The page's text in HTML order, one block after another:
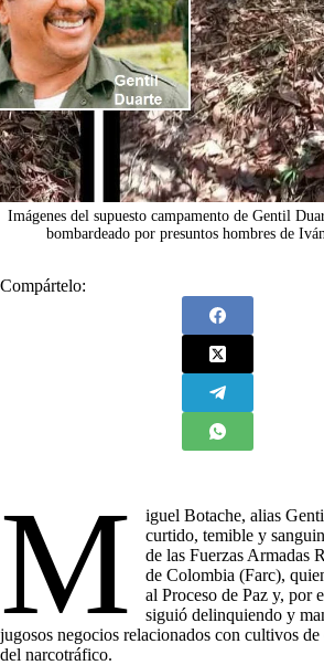
Imágenes del supuesto campamento de Gentil
bombardeado por presuntos hombres de
Compártelo:
M
iguel Botache, alias
curtido, temible y
de las Fuerzas Armadas
de Colombia (Farc),
al Proceso de Paz y, por
siguió delinquiendo y
jugosos negocios relacionados con cultivos de
del narcotráfico.